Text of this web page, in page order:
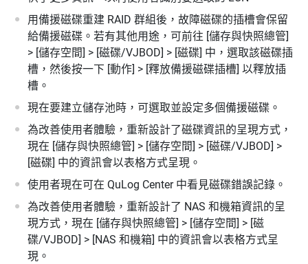
用備援磁碟重建 RAID 群組後，故障磁碟的插槽會保留
給備援磁碟。若有其他用途，可前往 [儲存與快照總管]
> [儲存空間] > [磁碟/VJBOD] > [磁碟] 中，選取該磁碟插
槽，然後按一下 [動作] > [釋放備援磁碟插槽] 以釋放插
槽。
現在要建立儲存池時，可選取並設定多個備援磁碟。
為改善使用者體驗，重新設計了磁碟資訊的呈現方式，
現在 [儲存與快照總管] > [儲存空間] > [磁碟/VJBOD] >
[磁碟] 中的資訊會以表格方式呈現。
使用者現在可在 QuLog Center 中看見磁碟錯誤記錄。
為改善使用者體驗，重新設計了 NAS 和機箱資訊的呈
現方式，現在 [儲存與快照總管] > [儲存空間] > [磁
碟/VJBOD] > [NAS 和機箱] 中的資訊會以表格方式呈
現。